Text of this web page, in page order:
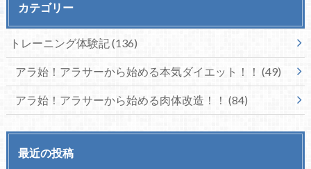
カテゴリー
トレーニング体験記(136)
アラ始！アラサーから始める本気ダイエット！！ (49)
アラ始！アラサーから始める肉体改造！！ (84)
最近の投稿